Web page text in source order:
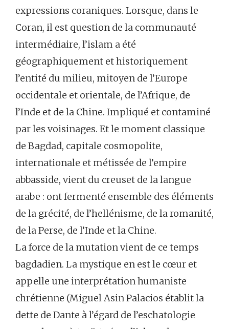
expressions coraniques. Lorsque, dans le
Coran, il est question de la communauté
intermédiaire, l’islam a été
géographiquement et historiquement
l’entité du milieu, mitoyen de l’Europe
occidentale et orientale, de l’Afrique, de
l’Inde et de la Chine. Impliqué et contaminé
par les voisinages. Et le moment classique
de Bagdad, capitale cosmopolite,
internationale et métissée de l’empire
abbasside, vient du creuset de la langue
arabe : ont fermenté ensemble des éléments
de la grécité, de l’hellénisme, de la romanité,
de la Perse, de l’Inde et la Chine.
La force de la mutation vient de ce temps
bagdadien. La mystique en est le cœur et
appelle une interprétation humaniste
chrétienne (Miguel Asin Palacios établit la
dette de Dante à l’égard de l’eschatologie